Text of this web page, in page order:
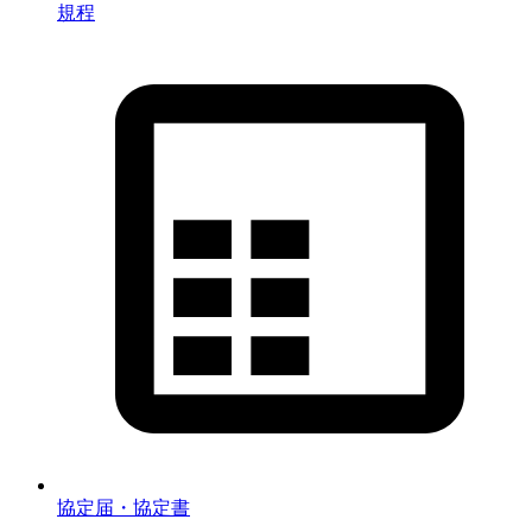
規程
協定届・協定書